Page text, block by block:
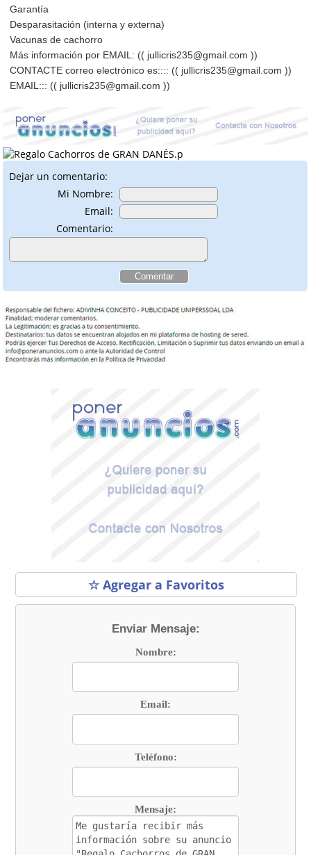
Garantía
Desparasitación (interna y externa)
Vacunas de cachorro
Más información por EMAIL: (( jullicris235@gmail.com ))
CONTACTE correo electrónico es:::: (( jullicris235@gmail.com ))
EMAIL::: (( jullicris235@gmail.com ))
Dejar un comentario:
Mi Nombre:
Email:
Comentario:
☆ Agregar a Favoritos
Enviar Mensaje:
Nombre:
Email:
Teléfono:
Mensaje: